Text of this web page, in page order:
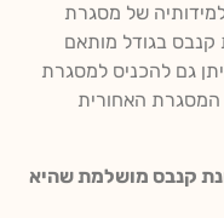
למידותיה של מסגרת
קנבס בגודל מותאם
גם להכניס למסגרת
האחורית
קנבס מושלמת שהיא